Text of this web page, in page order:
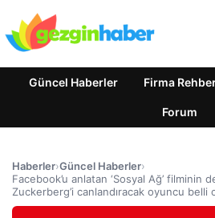
Güncel Haberler Firma
Forum
Haberler›Güncel Haberler›
Facebook’u anlatan ‘Sosyal Ağ’ filminin
Zuckerberg’i canlandıracak oyuncu belli